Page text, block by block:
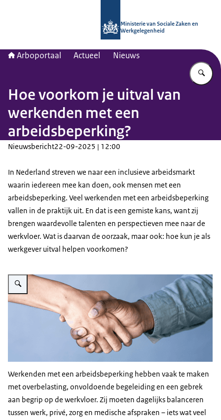
Ministerie van Sociale Zaken en
Werkgelegenheid
Arboportaal Actueel Nieuws
Hoe voorkom je uitval van
werkenden met een
arbeidsbeperking?
Nieuwsbericht22-09-2025 | 12:00
In Nederland streven we naar een inclusieve arbeidsmarkt
waarin iedereen mee kan doen, ook mensen met een
arbeidsbeperking. Veel werkenden met een arbeidsbeperking
vallen in de praktijk uit. En dat is een gemiste kans, want zij
brengen waardevolle talenten en perspectieven mee naar de
werkvloer. Wat is daarvan de oorzaak, maar ook: hoe kun je als
werkgever uitval helpen voorkomen?
Vergroot afbeelding Twee handen geschud
Werkenden met een arbeidsbeperking hebben vaak te maken
met overbelasting, onvoldoende begeleiding en een gebrek
aan begrip op de werkvloer. Zij moeten dagelijks balanceren
tussen werk, privé, zorg en medische afspraken – iets wat veel